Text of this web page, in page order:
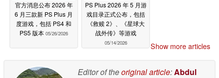
官方消息公布 2026 年
6 月三款新 PS Plus 月
度游戏，包括 PS4 和
PS5 版本 05/26/2026
PS Plus 2026 年 5 月游
戏目录正式公布，包括
《救赎 2》、《星球大
战外传》等游戏
05/14/2026 Show more articles
Editor of theoriginal article:Abdul